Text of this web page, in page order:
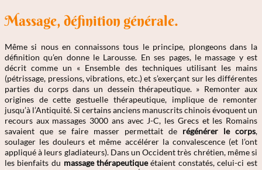
Massage, définition générale.
Même si nous en connaissons tous le principe, plongeons dans la
définition qu’en donne le Larousse. En ses pages, le massage y est
décrit comme un « Ensemble des techniques utilisant les mains
(pétrissage, pressions, vibrations, etc.) et s’exerçant sur les différentes
parties du corps dans un dessein thérapeutique. » Remonter aux
origines de cette gestuelle thérapeutique, implique de remonter
jusqu’à l’Antiquité. Si certains anciens manuscrits chinois évoquent un
recours aux massages 3000 ans avec J-C, les Grecs et les Romains
savaient que se faire masser permettait de régénérer le corps,
soulager les douleurs et même accélérer la convalescence (et l’ont
appliqué à leurs gladiateurs). Dans un Occident très chrétien, même si
les bienfaits du massage thérapeutiqueétaient constatés, celui-ci est